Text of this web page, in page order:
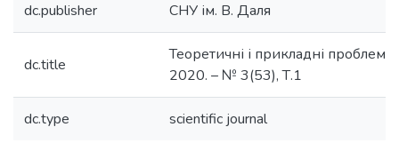
dc.publisher СНУ ім. В. Даля
dc.title
Теоретичні і прикладні проблеми
2020. – № 3(53), Т.1
dc.type scientific journal